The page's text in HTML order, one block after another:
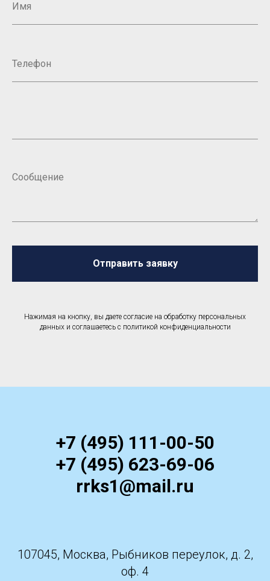
Отправить заявку
Нажимая на кнопку, вы даете согласие на обработку персональных
данных и соглашаетесь c политикой конфиденциальности
+7 (495) 111-00-50
+7 (495) 623-69-06
rrks1@mail.ru
107045, Москва, Рыбников переулок, д. 2,
оф. 4